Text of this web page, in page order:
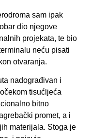
sam ipak
dio njegove
projekata, te bio
neću pisati
otvaranja.
nadograđivan i
tisućljeća
bitno
promet, a i
materijala. Stoga je